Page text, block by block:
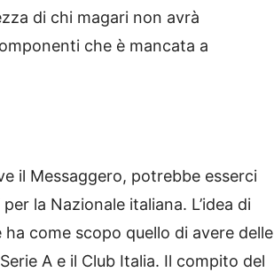
di chi magari non avrà
che è mancata a
il Messaggero, potrebbe esserci
la Nazionale italiana. L’idea di
come scopo quello di avere delle
A e il Club Italia. Il compito del